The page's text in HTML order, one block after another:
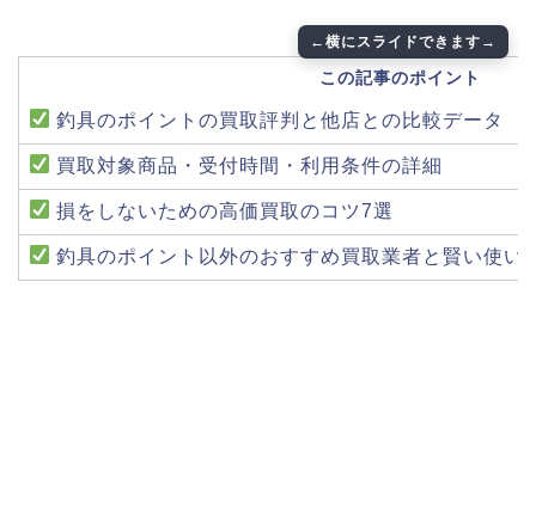
この記事のポイント
釣具のポイントの買取評判と他店との比較データ
買取対象商品・受付時間・利用条件の詳細
損をしないための高価買取のコツ7選
釣具のポイント以外のおすすめ買取業者と賢い使い